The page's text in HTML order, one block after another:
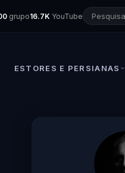
grupo16.7K YouTube
ESTORES E PERSIANAS